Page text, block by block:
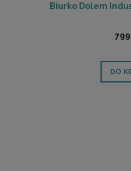
Biurko Dolem
DO